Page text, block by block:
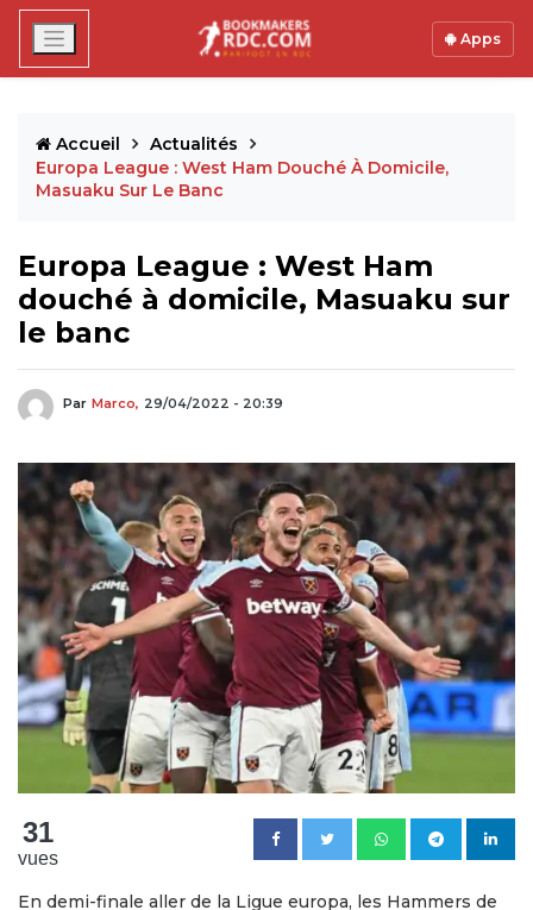
Apps
Accueil
Actualités
Europa League : West Ham Douché À Domicile,
Masuaku Sur Le Banc
Europa League : West Ham
douché à domicile, Masuaku sur
le banc
Par Marco, 29/04/2022 - 20:39
31
vues
En demi-finale aller de la Ligue europa, les Hammers de